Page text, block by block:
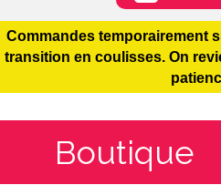
Commandes temporairement
transition en coulisses. On
Boutique